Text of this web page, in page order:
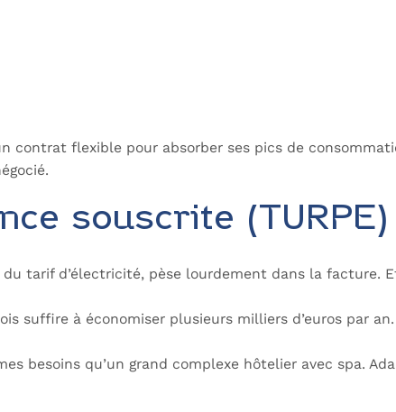
flexible pour absorber ses pics de
souscrite (TURPE)
tarif d’électricité, pèse lourdement dans la facture.
suffire à économiser plusieurs milliers d’euros par an.
besoins qu’un grand complexe hôtelier avec spa.